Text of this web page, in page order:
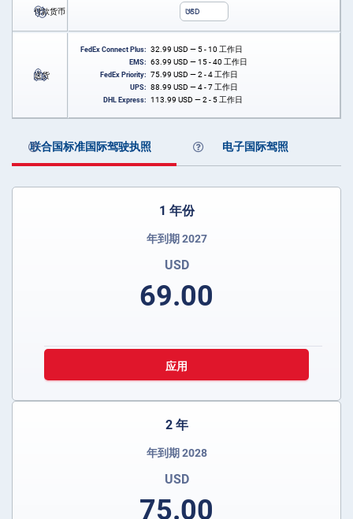
付款货币 USD
送货
FedEx Connect Plus: 32.99 USD — 5 - 10 工作日
EMS: 63.99 USD — 15 - 40 工作日
FedEx Priority: 75.99 USD — 2 - 4 工作日
UPS: 88.99 USD — 4 - 7 工作日
DHL Express: 113.99 USD — 2 - 5 工作日
联合国标准国际驾驶执照 电子国际驾照
1 年份
年到期 2027
USD
69.00
应用
2 年
年到期 2028
USD
75.00